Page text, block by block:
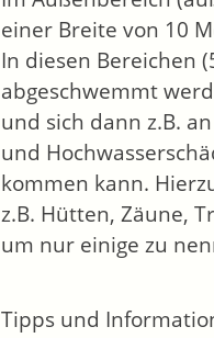
einer Breite von 10
In diesen Bereichen
abgeschwemmt
und sich dann z.B.
und
kommen kann.
z.B. Hütten, Zäune,
um nur einige zu
Tipps und